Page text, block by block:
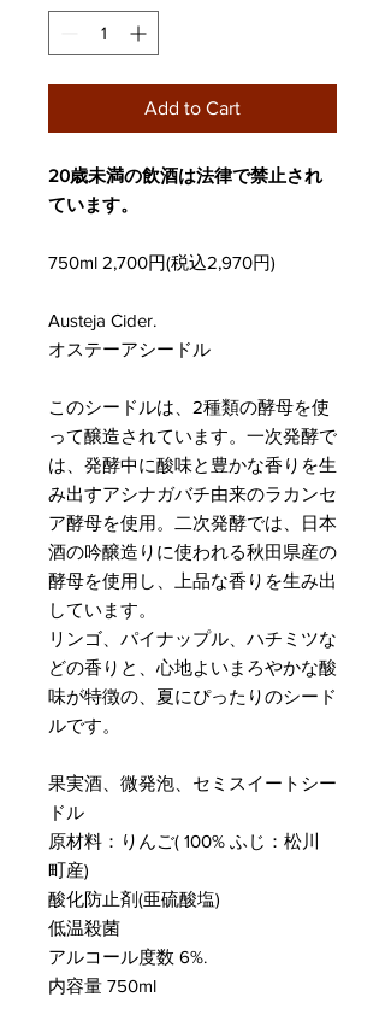
Add to Cart
20歳未満の飲酒は法律で禁止され
ています。
750ml 2,700円(税込2,970円)
Austeja Cider.
オステーアシードル
このシードルは、2種類の酵母を使
って醸造されています。一次発酵で
は、発酵中に酸味と豊かな香りを生
み出すアシナガバチ由来のラカンセ
ア酵母を使用。二次発酵では、日本
酒の吟醸造りに使われる秋田県産の
酵母を使用し、上品な香りを生み出
しています。
リンゴ、パイナップル、ハチミツな
どの香りと、心地よいまろやかな酸
味が特徴の、夏にぴったりのシード
ルです。
果実酒、微発泡、セミスイートシー
ドル
原材料：りんご( 100% ふじ：松川
町産)
酸化防止剤(亜硫酸塩)
低温殺菌
アルコール度数 6%.
内容量 750ml